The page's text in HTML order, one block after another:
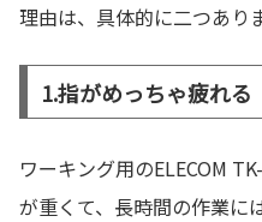
理由は、具体的に二つあり
1.指がめっちゃ疲れる
ワーキング用のELECOM
が重くて、長時間の作業に